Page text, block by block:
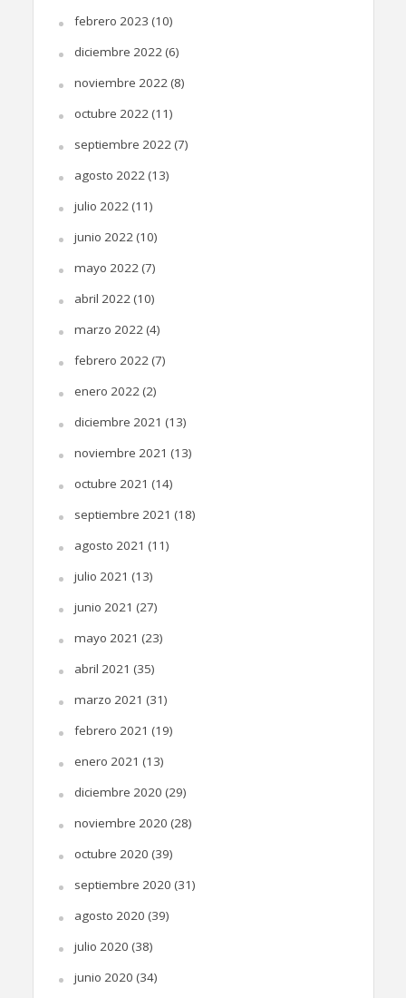
febrero 2023 (10)
diciembre 2022(6)
noviembre 2022(8)
octubre 2022(11)
septiembre 2022(7)
agosto 2022(13)
julio 2022(11)
junio 2022(10)
mayo 2022(7)
abril 2022(10)
marzo 2022(4)
febrero 2022(7)
enero 2022(2)
diciembre 2021 (13)
noviembre 2021 (13)
octubre 2021 (14)
septiembre 2021 (18)
agosto 2021 (11)
julio 2021 (13)
junio 2021 (27)
mayo 2021 (23)
abril 2021 (35)
marzo 2021 (31)
febrero 2021 (19)
enero 2021 (13)
diciembre 2020 (29)
noviembre 2020 (28)
octubre 2020 (39)
septiembre 2020 (31)
agosto 2020 (39)
julio 2020 (38)
junio 2020 (34)